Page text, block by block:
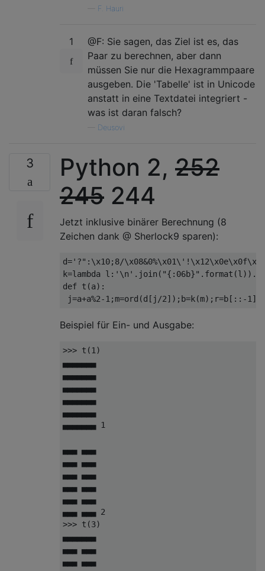
F. Hauri
1
@F: Sie sagen, das Ziel ist es, das
Paar zu berechnen, aber dann
müssen Sie nur die Hexagrammpaare
ausgeben. Die 'Tabelle' ist in Unicode
anstatt in eine Textdatei integriert -
was ist daran falsch?
Deusovi
3 Python 2, 252
245 244
Jetzt inklusive binärer Berechnung (8
Zeichen dank @ Sherlock9 sparen):
d='?":\x10;8/
k=lambda
def t(a):
Beispiel für Ein- und Ausgabe:
>>> t(1)
▄▄▄▄▄▄▄
▄▄▄▄▄▄▄
▄▄▄▄▄▄▄
▄▄▄▄▄▄▄
▄▄▄▄▄▄▄
▄▄▄▄▄▄▄ 1
▄▄▄ ▄▄▄
▄▄▄ ▄▄▄
▄▄▄ ▄▄▄
▄▄▄ ▄▄▄
▄▄▄ ▄▄▄
▄▄▄ ▄▄▄ 2
>>> t(3)
▄▄▄▄▄▄▄
▄▄▄ ▄▄▄
▄▄▄ ▄▄▄